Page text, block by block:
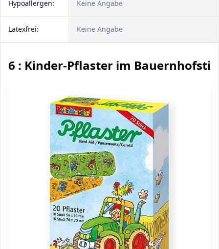
Hypoallergen: Keine Angabe
Latexfrei: Keine Angabe
6 : Kinder-Pflaster im Bauernhofstil